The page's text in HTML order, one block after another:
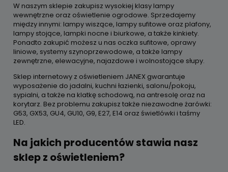
W naszym sklepie zakupisz wysokiej klasy lampy
wewnętrzne oraz oświetlenie ogrodowe. Sprzedajemy
między innymi: lampy wiszące, lampy sufitowe oraz plafony,
lampy stojące, lampki nocne i biurkowe, a także kinkiety.
Ponadto zakupić możesz u nas oczka sufitowe, oprawy
liniowe, systemy szynoprzewodowe, a także lampy
zewnętrzne, elewacyjne, najazdowe i wolnostojące słupy.
Sklep internetowy z oświetleniem JANEX gwarantuje
wyposażenie do jadalni, kuchni łazienki, salonu/pokoju,
sypialni, a także na klatkę schodową, na antresolę oraz na
korytarz. Bez problemu zakupisz także niezawodne żarówki:
G53, GX53, GU4, GU10, G9, E27, E14 oraz świetlówki i taśmy
LED.
Na jakich producentów stawia nasz
sklep z oświetleniem?